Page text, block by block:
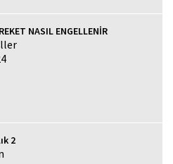
NASIL ENGELLENİR
2